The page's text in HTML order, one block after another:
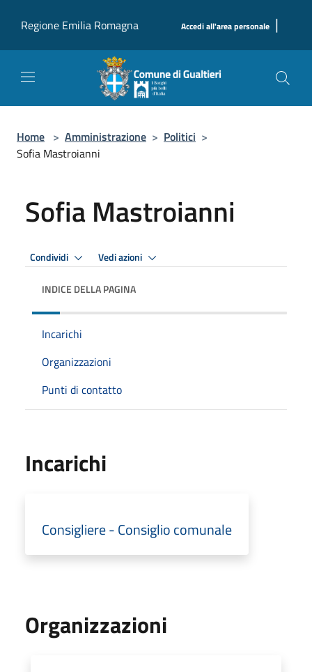
Regione Emilia Romagna
Accedi all'area personale |
Home > Amministrazione > Politici >
Sofia Mastroianni
Sofia Mastroianni
Condividi Vedi azioni
INDICE DELLA PAGINA
Incarichi
Organizzazioni
Punti di contatto
Incarichi
Consigliere - Consiglio comunale
Organizzazioni